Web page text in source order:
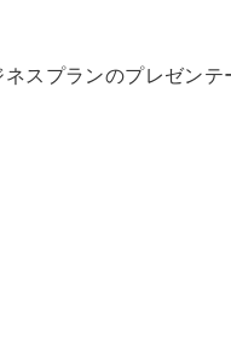
スプランのプレゼンテ